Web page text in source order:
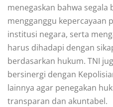
menegaskan bahwa
mengganggu kepercayaan
institusi negara, serta
harus dihadapi dengan
berdasarkan hukum. TNI
bersinergi dengan
lainnya agar penegakan
transparan dan akuntabel.